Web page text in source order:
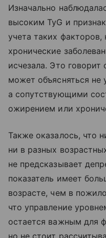
Изначально
высоким TyG и
учета таких факторов,
хронические
исчезала. Это
может объясняться не
а сопутствующими
ожирением или
Также оказалось, что
ни в разных
не предсказывает
показатель имеет
возрасте, чем в
что управление
остается важным для